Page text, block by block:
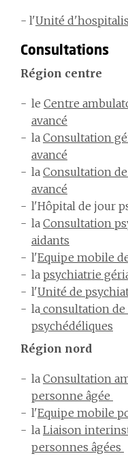
- l'Unité
Consultations
Région centre
le Centre
avancé
la Consultation
avancé
la Consultation
avancé
l'Hôpital de jour
la Consultation
aidants
l'Equipe mobile
la psychiatrie
l'Unité de
la consultation de
psychédéliques
Région nord
la Consultation
personne âgée
l'Equipe mobile
la Liaison
personnes âgées